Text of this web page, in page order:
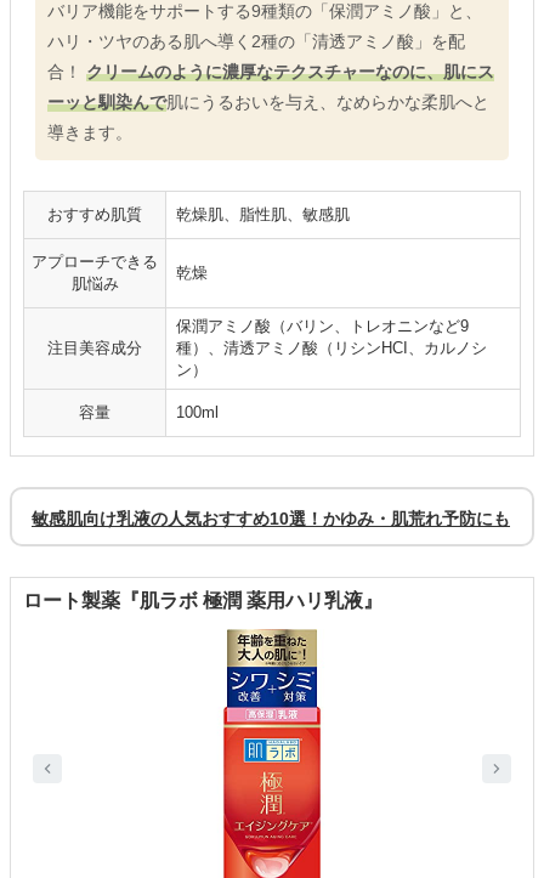
バリア機能をサポートする9種類の「保潤アミノ酸」と、
ハリ・ツヤのある肌へ導く2種の「清透アミノ酸」を配
合！ クリームのように濃厚なテクスチャーなのに、肌にス
ーッと馴染んで肌にうるおいを与え、なめらかな柔肌へと
導きます。
おすすめ肌質 乾燥肌、脂性肌、敏感肌
アプローチできる
肌悩み
乾燥
注目美容成分
保潤アミノ酸（バリン、トレオニンなど9
種）、清透アミノ酸（リシンHCI、カルノシ
ン）
容量 100ml
敏感肌向け乳液の人気おすすめ10選！かゆみ・肌荒れ予防にも
ロート製薬『肌ラボ 極潤 薬用ハリ乳液』